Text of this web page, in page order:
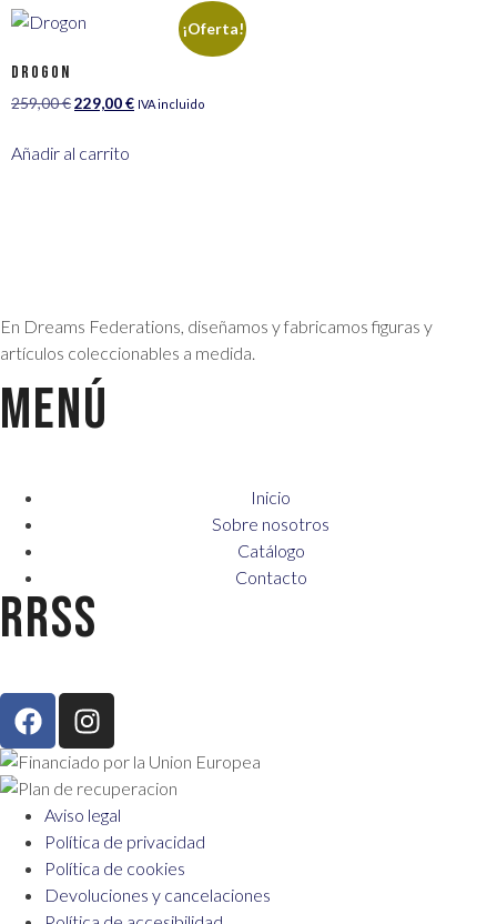
¡Oferta!
Drogon
259,00€229,00€ IVA incluido
Añadir al carrito
En Dreams Federations, diseñamos y fabricamos figuras y
artículos coleccionables a medida.
MENÚ
Inicio
Sobre nosotros
Catálogo
Contacto
RRSS
Aviso legal
Política de privacidad
Política de cookies
Devoluciones y cancelaciones